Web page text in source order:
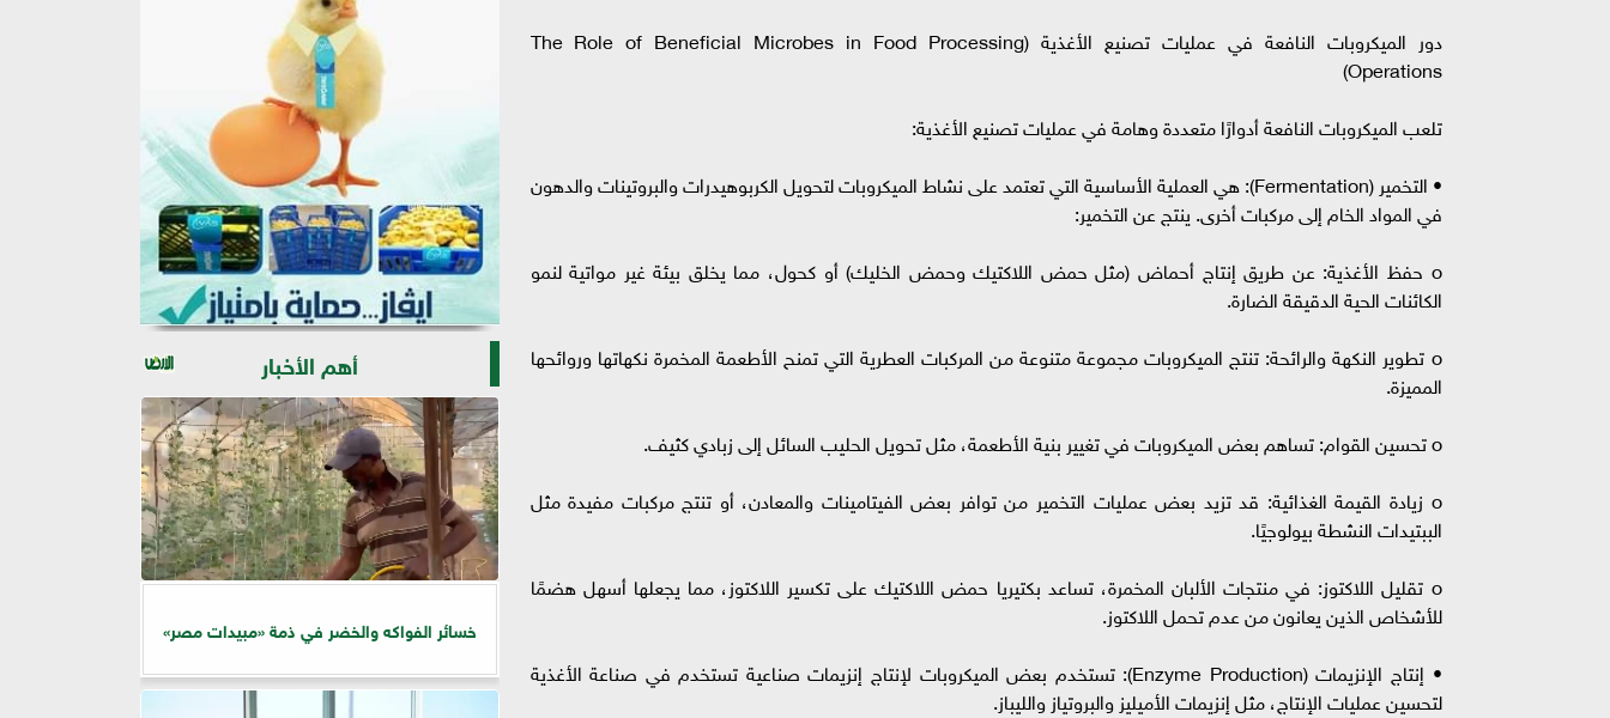
دور الميكروبات النافعة في عمليات تصنيع الأغذية (The Role of Beneficial Microbes in Food Processing
Operations)
تلعب الميكروبات النافعة أدوارًا متعددة وهامة في عمليات تصنيع الأغذية:
• التخمير (Fermentation): هي العملية الأساسية التي تعتمد على نشاط الميكروبات لتحويل الكربوهيدرات والبروتينات والدهون
في المواد الخام إلى مركبات أخرى. ينتج عن التخمير:
o حفظ الأغذية: عن طريق إنتاج أحماض (مثل حمض اللاكتيك وحمض الخليك) أو كحول، مما يخلق بيئة غير مواتية لنمو
الكائنات الحية الدقيقة الضارة.
o تطوير النكهة والرائحة: تنتج الميكروبات مجموعة متنوعة من المركبات العطرية التي تمنح الأطعمة المخمرة نكهاتها وروائحها
المميزة.
o تحسين القوام: تساهم بعض الميكروبات في تغيير بنية الأطعمة، مثل تحويل الحليب السائل إلى زبادي كثيف.
o زيادة القيمة الغذائية: قد تزيد بعض عمليات التخمير من توافر بعض الفيتامينات والمعادن، أو تنتج مركبات مفيدة مثل
الببتيدات النشطة بيولوجيًا.
o تقليل اللاكتوز: في منتجات الألبان المخمرة، تساعد بكتيريا حمض اللاكتيك على تكسير اللاكتوز، مما يجعلها أسهل هضمًا
للأشخاص الذين يعانون من عدم تحمل اللاكتوز.
• إنتاج الإنزيمات (Enzyme Production): تستخدم بعض الميكروبات لإنتاج إنزيمات صناعية تستخدم في صناعة الأغذية
لتحسين عمليات الإنتاج، مثل إنزيمات الأميليز والبروتياز والليباز.
أهم الأخبار
خسائر الفواكه والخضر في ذمة «مبيدات مصر»